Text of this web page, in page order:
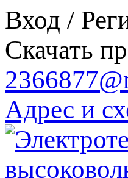
Вход /
Скачать
Адрес и